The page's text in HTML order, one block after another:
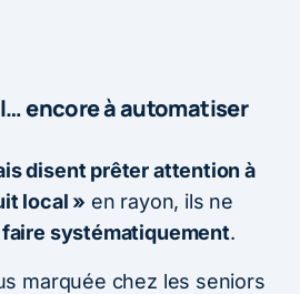
encore à automatiser
disent prêter attention à
local » en rayon, ils ne
faire systématiquement.
marquée chez les seniors